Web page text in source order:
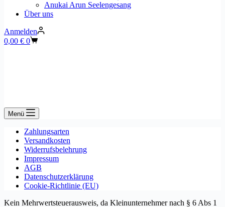
Anukai Arun Seelengesang
Über uns
Anmelden
Warenkorb
0,00 € 0
Menü
Zahlungsarten
Versandkosten
Widerrufsbelehrung
Impressum
AGB
Datenschutzerklärung
Cookie-Richtlinie (EU)
Kein Mehrwertsteuerausweis, da Kleinunternehmer nach § 6 Abs 1